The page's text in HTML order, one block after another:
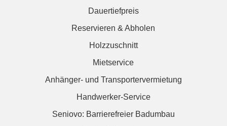
Dauertiefpreis
Reservieren & Abholen
Holzzuschnitt
Mietservice
Anhänger- und Transportervermietung
Handwerker-Service
Seniovo: Barrierefreier Badumbau